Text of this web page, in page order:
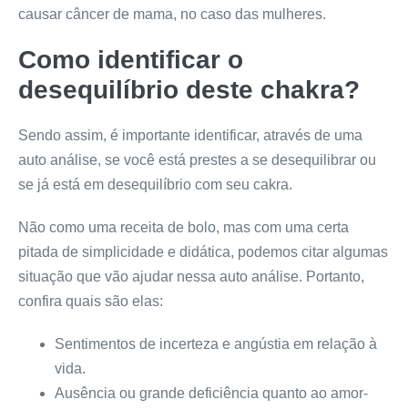
causar câncer de mama, no caso das mulheres.
Como identificar o
desequilíbrio deste chakra?
Sendo assim, é importante identificar, através de uma
auto análise, se você está prestes a se desequilibrar ou
se já está em desequilíbrio com seu cakra.
Não como uma receita de bolo, mas com uma certa
pitada de simplicidade e didática, podemos citar algumas
situação que vão ajudar nessa auto análise. Portanto,
confira quais são elas:
Sentimentos de incerteza e angústia em relação à
vida.
Ausência ou grande deficiência quanto ao amor-